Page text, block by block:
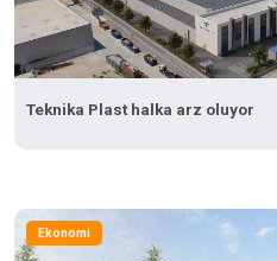
Teknika Plast halka arz oluyor
Ekonomi